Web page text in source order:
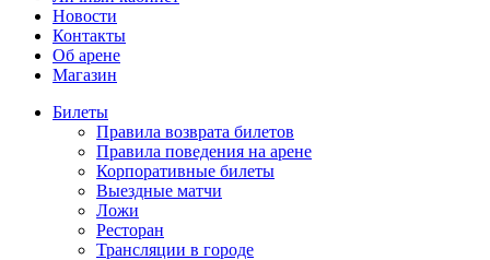
Новости
Контакты
Об арене
Магазин
Билеты
Правила возврата билетов
Правила поведения на арене
Корпоративные билеты
Выездные матчи
Ложи
Ресторан
Трансляции в городе